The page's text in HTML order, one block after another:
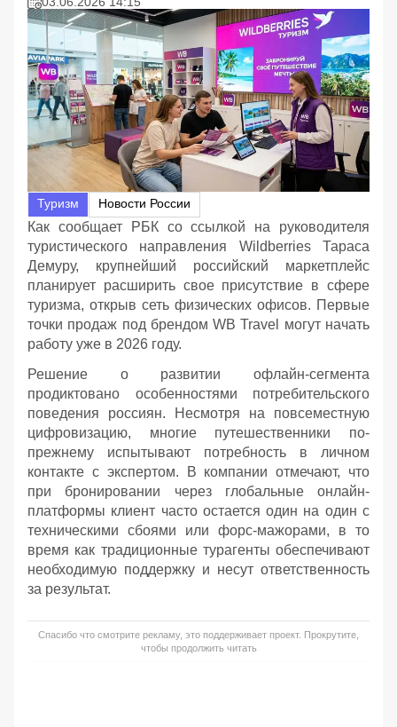
Туризм Новости России
Как сообщает РБК со ссылкой на руководителя
туристического направления Wildberries Тараса
Демуру, крупнейший российский маркетплейс
планирует расширить свое присутствие в сфере
туризма, открыв сеть физических офисов. Первые
точки продаж под брендом WB Travel могут начать
работу уже в 2026 году.
Решение о развитии офлайн-сегмента
продиктовано особенностями потребительского
поведения россиян. Несмотря на повсеместную
цифровизацию, многие путешественники по-
прежнему испытывают потребность в личном
контакте с экспертом. В компании отмечают, что
при бронировании через глобальные онлайн-
платформы клиент часто остается один на один с
техническими сбоями или форс-мажорами, в то
время как традиционные турагенты обеспечивают
необходимую поддержку и несут ответственность
за результат.
Спасибо что смотрите рекламу, это поддерживает проект. Прокрутите,
чтобы продолжить читать